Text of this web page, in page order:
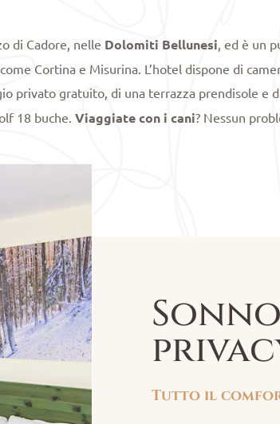
di Cadore, nelle Dolomiti Bellunesi, ed è un
Cortina e Misurina. L’hotel dispone di
privato gratuito, di una terrazza prendisole e
18 buche. Viaggiate con i cani? Nessun
Tutto il